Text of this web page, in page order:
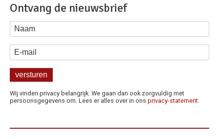
Ontvang de nieuwsbrief
Naam
E-mail
Wij vinden privacy belangrijk. We gaan dan ook zorgvuldig met
persoonsgegevens om. Lees er alles over in ons privacy-statement.